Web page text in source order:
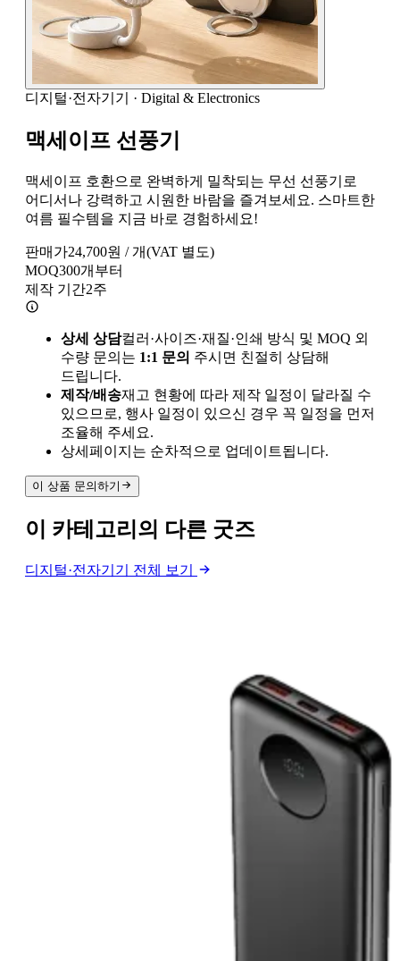
디지털·전자기기 · Digital & Electronics
맥세이프 선풍기
맥세이프 호환으로 완벽하게 밀착되는 무선 선풍기로
어디서나 강력하고 시원한 바람을 즐겨보세요. 스마트한
여름 필수템을 지금 바로 경험하세요!
판매가24,700원 / 개(VAT 별도)
MOQ300개부터
제작 기간2주
상세 상담컬러·사이즈·재질·인쇄 방식 및 MOQ 외
수량 문의는 1:1 문의 주시면 친절히 상담해
드립니다.
제작/배송재고 현황에 따라 제작 일정이 달라질 수
있으므로, 행사 일정이 있으신 경우 꼭 일정을 먼저
조율해 주세요.
상세페이지는 순차적으로 업데이트됩니다.
이 상품 문의하기
이 카테고리의 다른 굿즈
디지털·전자기기 전체 보기